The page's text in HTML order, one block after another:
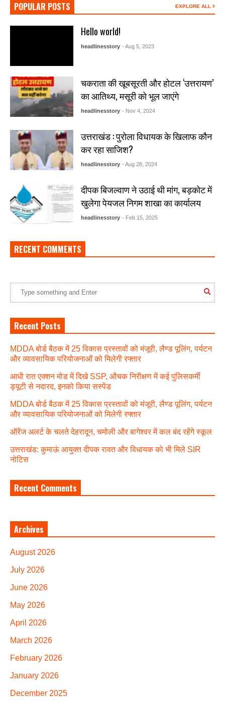
POPULAR POSTS EXPLORE ALL
Hello world!
headlinesstory - Aug 5, 2023
चकराता की खूबसूरती और होटल ‘उत्तरायण’
का आतिथ्य, मसूरी को भूल जाएंगे
headlinesstory - Nov 4, 2024
उत्तराखंड : पुरोला विधायक के खिलाफ कौन
कर रहा साजिश?
headlinesstory - Aug 28, 2024
दीपक बिजल्वाण ने उठाई थी मांग, बड़कोट में
खुलेगा पेयजल निगम शाखा का कार्यालय
headlinesstory - Feb 15, 2025
RECENT COMMENTS
Recent Posts
MDDA बोर्ड बैठक में 25 विकास प्रस्तावों को मंजूरी, लैण्ड पूलिंग, पर्यटन
और व्यावसायिक परियोजनाओं को मिलेगी रफ्तार
आधी रात एक्शन मोड में दिखे SSP, औचक निरीक्षण में कई पुलिसकर्मी
ड्यूटी से नदारद, इनको किया सस्पेंड
MDDA बोर्ड बैठक में 25 विकास प्रस्तावों को मंजूरी, लैण्ड पूलिंग, पर्यटन
और व्यावसायिक परियोजनाओं को मिलेगी रफ्तार
ऑरेंज अलर्ट के चलते देहरादून, चमोली और बागेश्वर में कल बंद रहेंगे स्कूल
उत्तराखंड: कुमाऊं आयुक्त दीपक रावत और विधायक को भी मिले SIR
नोटिस
Recent Comments
Archives
August 2026
July 2026
June 2026
May 2026
April 2026
March 2026
February 2026
January 2026
December 2025